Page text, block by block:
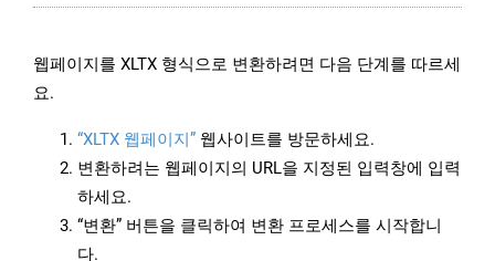
웹페이지를 XLTX 형식으로 변환하려면 다음 단계를 따르세
요.
“XLTX 웹페이지” 웹사이트를 방문하세요.
변환하려는 웹페이지의 URL을 지정된 입력창에 입력
하세요.
“변환” 버튼을 클릭하여 변환 프로세스를 시작합니
다.